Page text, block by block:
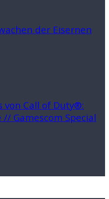
der Eisernen
von Call of Duty®:
Gamescom Special